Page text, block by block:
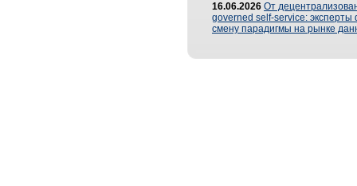
16.06.2026 От
governed self-service: эксперты
смену парадигмы на рынке